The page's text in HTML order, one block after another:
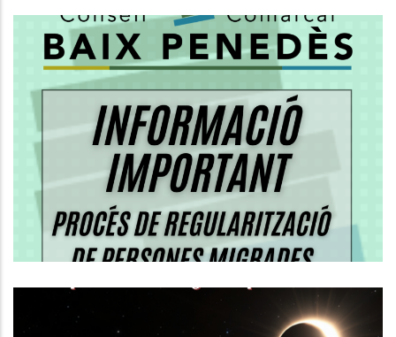
Informació Important Sobre El
PROCÉS DE REGULARITZACIÓ DE
PERSONES MIGRADES
S. socials